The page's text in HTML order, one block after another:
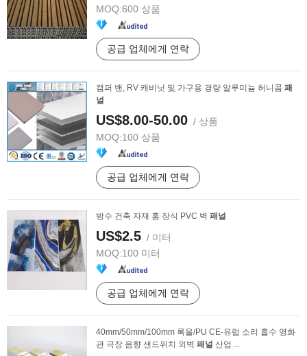
MOQ:600 상품
공급 업체에게 연락
캠퍼 밴, RV 캐비닛 및 가구용 경량 알루미늄 허니콤 패
널
US$8.00-50.00 / 상품
MOQ:100 상품
공급 업체에게 연락
방수 건축 자재 홈 장식 PVC 벽 패널
US$2.5 / 미터
MOQ:100 미터
공급 업체에게 연락
40mm/50mm/100mm 록울/PU CE-유럽 소리 흡수 영화
관 극장 음향 샌드위치 외벽 패널 산업 ...